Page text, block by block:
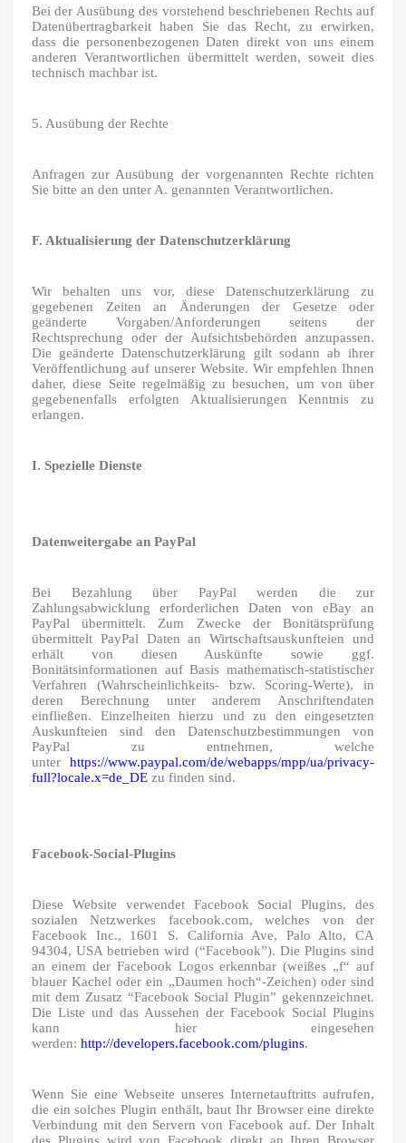
Bei der Ausübung des vorstehend beschriebenen Rechts auf
Datenübertragbarkeit haben Sie das Recht, zu erwirken,
dass die personenbezogenen Daten direkt von uns einem
anderen Verantwortlichen übermittelt werden, soweit dies
technisch machbar ist.
5. Ausübung der Rechte
Anfragen zur Ausübung der vorgenannten Rechte richten
Sie bitte an den unter A. genannten Verantwortlichen.
F. Aktualisierung der Datenschutzerklärung
Wir behalten uns vor, diese Datenschutzerklärung zu
gegebenen Zeiten an Änderungen der Gesetze oder
geänderte Vorgaben/Anforderungen seitens der
Rechtsprechung oder der Aufsichtsbehörden anzupassen.
Die geänderte Datenschutzerklärung gilt sodann ab ihrer
Veröffentlichung auf unserer Website. Wir empfehlen Ihnen
daher, diese Seite regelmäßig zu besuchen, um von über
gegebenenfalls erfolgten Aktualisierungen Kenntnis zu
erlangen.
I. Spezielle Dienste
Datenweitergabe an PayPal
Bei Bezahlung über PayPal werden die zur
Zahlungsabwicklung erforderlichen Daten von eBay an
PayPal übermittelt. Zum Zwecke der Bonitätsprüfung
übermittelt PayPal Daten an Wirtschaftsauskunfteien und
erhält von diesen Auskünfte sowie ggf.
Bonitätsinformationen auf Basis mathematisch-statistischer
Verfahren (Wahrscheinlichkeits- bzw. Scoring-Werte), in
deren Berechnung unter anderem Anschriftendaten
einfließen. Einzelheiten hierzu und zu den eingesetzten
Auskunfteien sind den Datenschutzbestimmungen von
PayPal zu entnehmen, welche
unter https://www.paypal.com/de/webapps/mpp/ua/privacy-
full?locale.x=de_DE zu finden sind.
Facebook-Social-Plugins
Diese Website verwendet Facebook Social Plugins, des
sozialen Netzwerkes facebook.com, welches von der
Facebook Inc., 1601 S. California Ave, Palo Alto, CA
94304, USA betrieben wird (“Facebook”). Die Plugins sind
an einem der Facebook Logos erkennbar (weißes „f“ auf
blauer Kachel oder ein „Daumen hoch“-Zeichen) oder sind
mit dem Zusatz “Facebook Social Plugin” gekennzeichnet.
Die Liste und das Aussehen der Facebook Social Plugins
kann hier eingesehen
werden: http://developers.facebook.com/plugins.
Wenn Sie eine Webseite unseres Internetauftritts aufrufen,
die ein solches Plugin enthält, baut Ihr Browser eine direkte
Verbindung mit den Servern von Facebook auf. Der Inhalt